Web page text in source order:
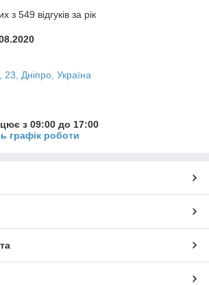
з 549 відгуків за рік
23, Дніпро, Україна
з 09:00 до 17:00
графік роботи